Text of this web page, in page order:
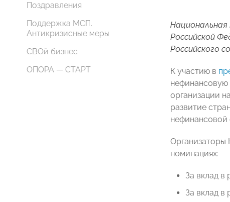
Поздравления
Поддержка МСП.
Антикризисные меры
СВОй бизнес
ОПОРА — СТАРТ
Национальная
Российской
Российского
К участию в
нефинансовую
организации
развитие
нефинансовой
Организаторы
номинациях:
За вклад в
За вклад в